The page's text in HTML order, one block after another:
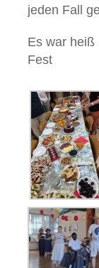
jeden Fall
Es war
Fest